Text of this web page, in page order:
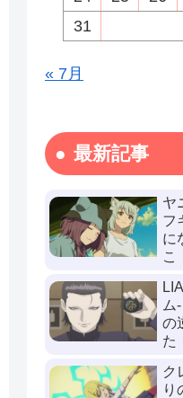
31
« 7月
最新記事
ヤ
フ
に
こ
ム
の
た
ク
り